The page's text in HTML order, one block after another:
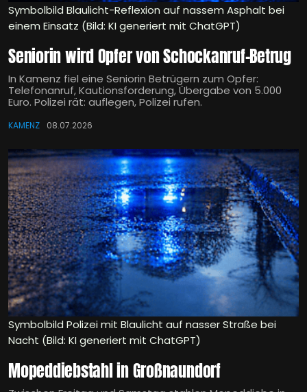
Symbolbild Blaulicht-Reflexion auf nassem Asphalt bei
einem Einsatz (Bild: KI generiert mit ChatGPT)
Seniorin wird Opfer von Schockanruf-Betrug
In Kamenz fiel eine Seniorin Betrügern zum Opfer:
Telefonanruf, Kautionsforderung, Übergabe von 5.000
Euro. Polizei rät: auflegen, Polizei rufen.
KAMENZ 08.07.2026
Symbolbild Polizei mit Blaulicht auf nasser Straße bei
Nacht (Bild: KI generiert mit ChatGPT)
Mopeddiebstahl in Großnaundorf